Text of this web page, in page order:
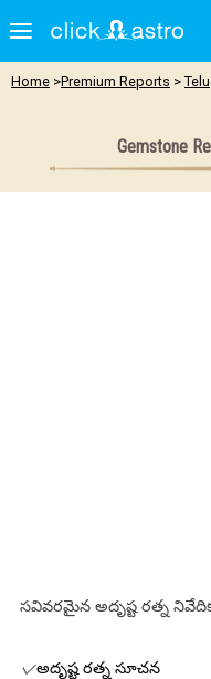
Home >Premium Reports >
Gemstone
సవివరమైన అదృష్ట రత్న
✓అదృష్ట రత్న సూచన